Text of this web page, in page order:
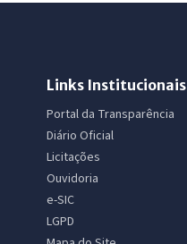
Links Institucionais
Portal da Transparência
Diário Oficial
Licitações
Ouvidoria
e-SIC
LGPD